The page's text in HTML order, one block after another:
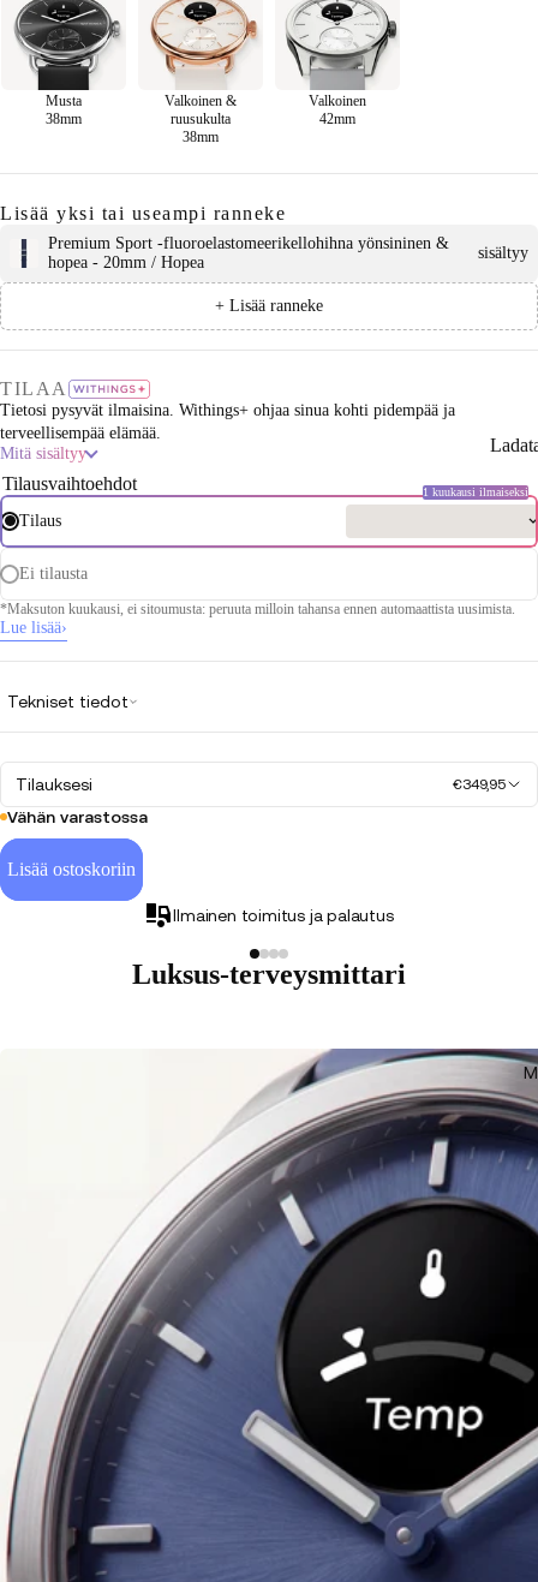
Musta
38mm
Valkoinen &
ruusukulta
38mm
Valkoinen
42mm
Lisää yksi tai useampi ranneke
Premium Sport -fluoroelastomeerikellohihna yönsininen &
hopea - 20mm / Hopea
sisältyy
+ Lisää ranneke
TILAA
Tietosi pysyvät ilmaisina. Withings+ ohjaa sinua kohti pidempää ja
terveellisempää elämää.
Mitä sisältyy
Tilausvaihtoehdot
Tilaus
1 kuukausi ilmaiseksi
Ei tilausta
*Maksuton kuukausi, ei sitoumusta: peruuta milloin tahansa ennen automaattista uusimista.
Lue lisää›
Tekniset tiedot
Tilauksesi €349,95
Vähän varastossa
Lisää ostoskoriin
Ilmainen toimitus ja palautus
Luksus-terveysmittari